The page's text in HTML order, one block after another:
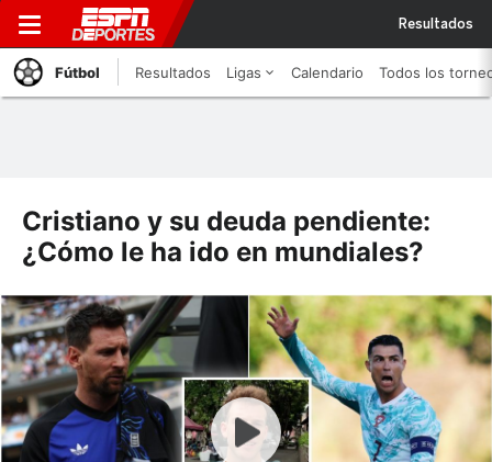
Resultados
Fútbol Resultados Ligas Calendario Todos los
Cristiano y su deuda pendiente:
¿Cómo le ha ido en mundiales?